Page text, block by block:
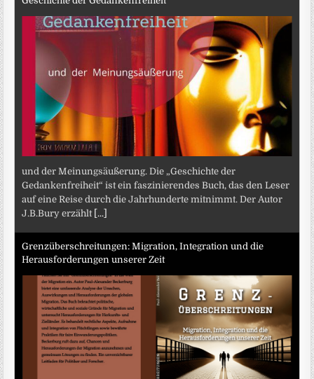
und der Meinungsäußerung. Die „Geschichte der
Gedankenfreiheit“ ist ein faszinierendes Buch, das den Leser
auf eine Reise durch die Jahrhunderte mitnimmt. Der Autor
J.B.Bury erzählt [...]
Grenzüberschreitungen: Migration, Integration und die
Herausforderungen unserer Zeit